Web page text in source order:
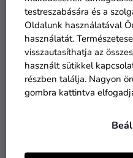
testreszabására és a
Oldalunk használatával
használatát.
visszautasíthatja az
használt sütikkel
részben találja. Nagyon
gombra kattintva
ből
5,0
csillag.
650 Ft
KOSÁRBA